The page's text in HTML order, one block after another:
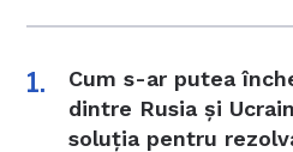
Cum s-ar putea
dintre Rusia și
soluția pentru